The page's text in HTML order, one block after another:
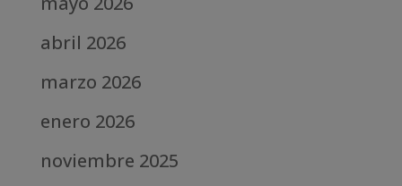
abril 2026
marzo 2026
enero 2026
noviembre 2025